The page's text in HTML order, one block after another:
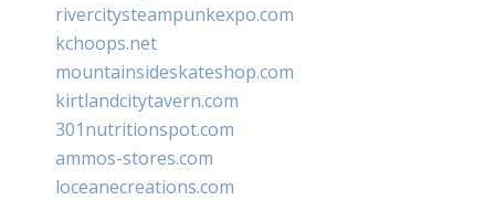
rivercitysteampunkexpo.com
kchoops.net
mountainsideskateshop.com
kirtlandcitytavern.com
301nutritionspot.com
ammos-stores.com
loceanecreations.com